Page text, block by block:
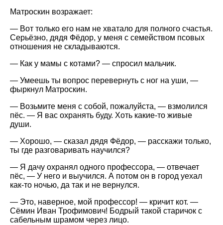
Матроскин возражает:
— Вот только его нам не хватало для полного счастья.
Серьёзно, дядя Фёдор, у меня с семейством псовых
отношения не складываются.
— Как у мамы с котами? — спросил мальчик.
— Умеешь ты вопрос перевернуть с ног на уши, —
фыркнул Матроскин.
— Возьмите меня с собой, пожалуйста, — взмолился
пёс. — Я вас охранять буду. Хоть какие-то живые
души.
— Хорошо, — сказал дядя Фёдор, — расскажи только,
ты где разговаривать научился?
— Я дачу охранял одного профессора, — отвечает
пёс, — У него и выучился. А потом он в город уехал
как-то ночью, да так и не вернулся.
— Это, наверное, мой профессор! — кричит кот. —
Сёмин Иван Трофимович! Бодрый такой старичок с
сабельным шрамом через лицо.